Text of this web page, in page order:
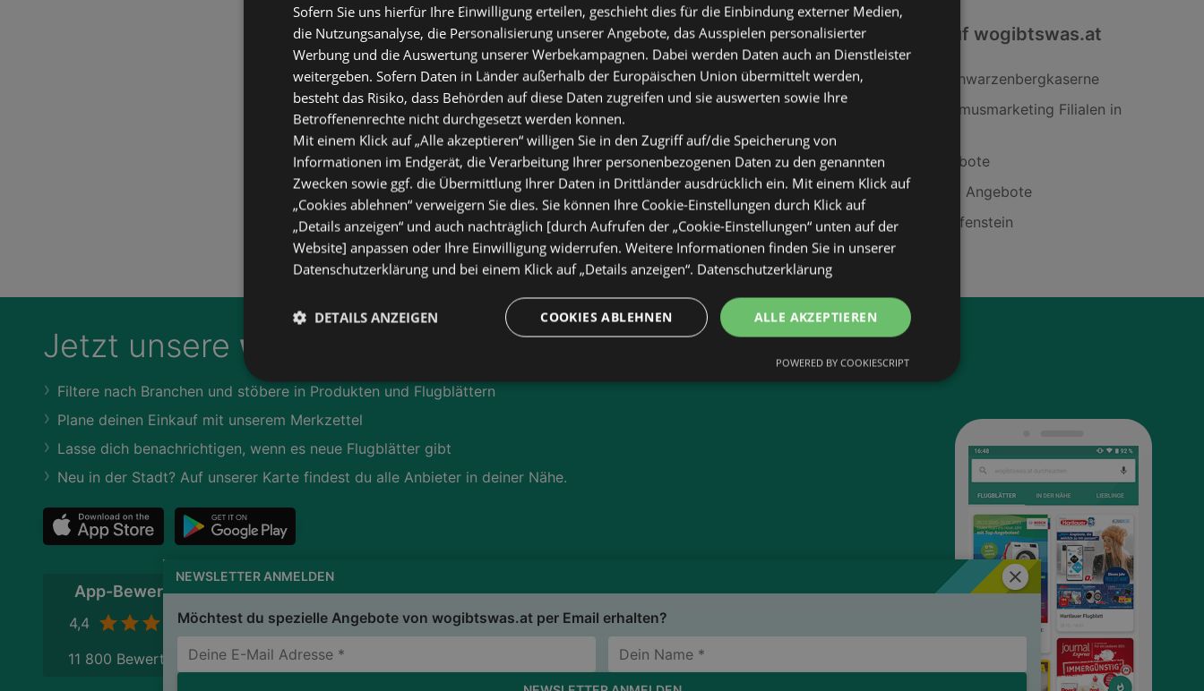
Schließen
NEWSLETTER ANMELDEN
Möchtest du spezielle Angebote von wogibtswas.at per Email erhalten?
Interessantes auf wogibtswas.at
Rama Filialen in Schwarzenbergkaserne
Saint Elmo’s Tourismusmarketing Filialen in
Bohlenstärke Angebote
Crane Ballspielnetz Angebote
SodaStream in Grafenstein
Jetzt unsere wogibtswas.at App runterladen:
Filtere nach Branchen und stöbere in Produkten und Flugblättern
Plane deinen Einkauf mit unserem Merkzettel
Lasse dich benachrichtigen, wenn es neue Flugblätter gibt
Neu in der Stadt? Auf unserer Karte findest du alle Anbieter in deiner Nähe.
App-Bewertung
4,4
11 800 Bewertungen
Sofern Sie uns hierfür Ihre Einwilligung erteilen, geschieht dies für die Einbindung externer Medien,
die Nutzungsanalyse, die Personalisierung unserer Angebote, das Ausspielen personalisierter
Werbung und die Auswertung unserer Werbekampagnen. Dabei werden Daten auch an Dienstleister
weitergeben. Sofern Daten in Länder außerhalb der Europäischen Union übermittelt werden,
besteht das Risiko, dass Behörden auf diese Daten zugreifen und sie auswerten sowie Ihre
Betroffenenrechte nicht durchgesetzt werden können.
Mit einem Klick auf „Alle akzeptieren“ willigen Sie in den Zugriff auf/die Speicherung von
Informationen im Endgerät, die Verarbeitung Ihrer personenbezogenen Daten zu den genannten
Zwecken sowie ggf. die Übermittlung Ihrer Daten in Drittländer ausdrücklich ein. Mit einem Klick auf
„Cookies ablehnen“ verweigern Sie dies. Sie können Ihre Cookie-Einstellungen durch Klick auf
„Details anzeigen“ und auch nachträglich [durch Aufrufen der „Cookie-Einstellungen“ unten auf der
Website] anpassen oder Ihre Einwilligung widerrufen. Weitere Informationen finden Sie in unserer
Datenschutzerklärung und bei einem Klick auf „Details anzeigen“. Datenschutzerklärung
ALLE AKZEPTIEREN
COOKIES ABLEHNEN
DETAILS ANZEIGEN
POWERED BY COOKIESCRIPT